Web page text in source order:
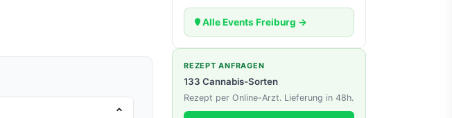
Alle Events Freiburg →
REZEPT ANFRAGEN
133 Cannabis-Sorten
Rezept per Online-Arzt. Lieferung in 48h.